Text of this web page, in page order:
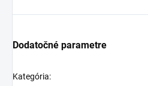
Dodatočné parametre
Kategória: